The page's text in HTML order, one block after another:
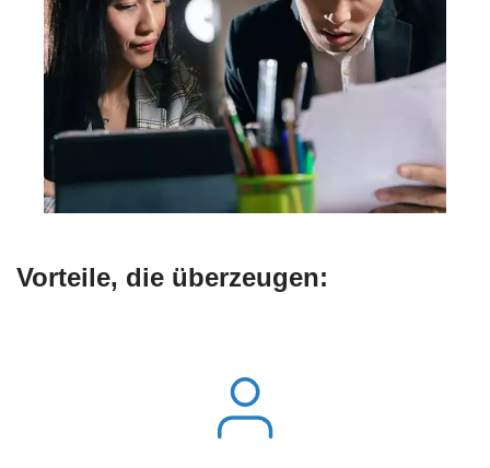
Vorteile, die überzeugen: